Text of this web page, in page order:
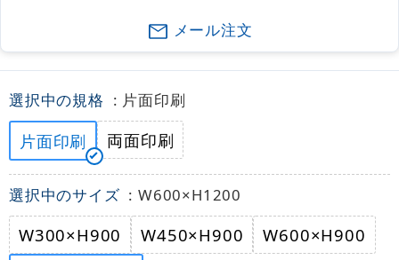
メール注文
選択中の規格 : 片面印刷
片面印刷 両面印刷
選択中のサイズ : W600×H1200
W300×H900 W450×H900
W600×H900